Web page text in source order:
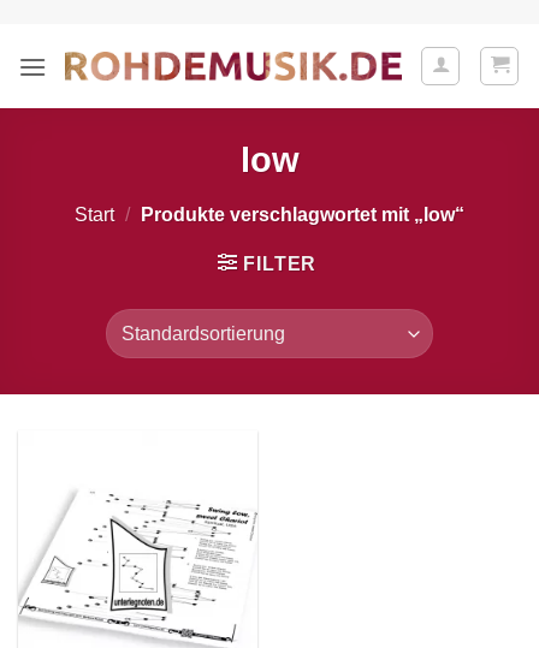
springen
low
Start / Produkte verschlagwortet mit „low“
FILTER